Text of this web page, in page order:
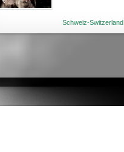
Schweiz-